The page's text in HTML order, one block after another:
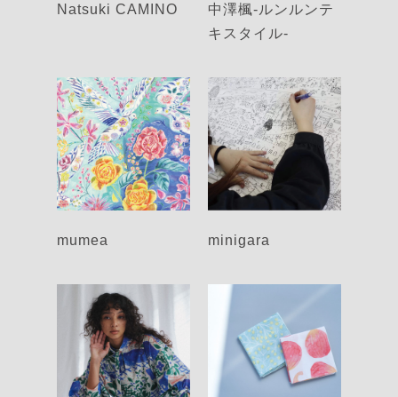
Natsuki CAMINO
中澤楓-ルンルンテ
キスタイル-
mumea minigara